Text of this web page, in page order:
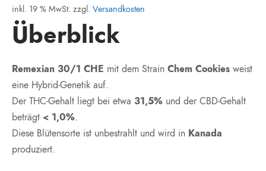
inkl. 19 % MwSt. zzgl. Versandkosten
Überblick
Remexian 30/1 CHE mit dem Strain Chem Cookies weist
eine Hybrid-Genetik auf.
Der THC-Gehalt liegt bei etwa 31,5% und der CBD-Gehalt
beträgt < 1,0%.
Diese Blütensorte ist unbestrahlt und wird in Kanada
produziert.